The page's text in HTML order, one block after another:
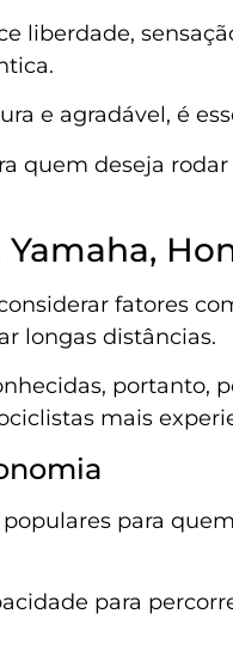
liberdade,
e agradável, é
quem deseja
fatores
longas distâncias.
portanto,
mais
para
para